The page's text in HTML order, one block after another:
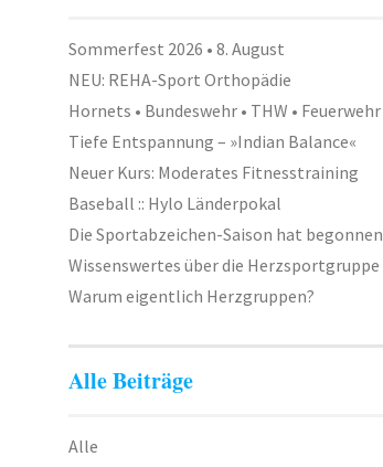
Sommerfest 2026 • 8. August
NEU: REHA-Sport Orthopädie
Hornets • Bundeswehr • THW • Feuerwehr
Tiefe Entspannung – »Indian Balance«
Neuer Kurs: Moderates Fitnesstraining
Baseball :: Hylo Länderpokal
Die Sportabzeichen-Saison hat begonnen
Wissenswertes über die Herzsportgruppe
Warum eigentlich Herzgruppen?
Alle Beiträge
Alle